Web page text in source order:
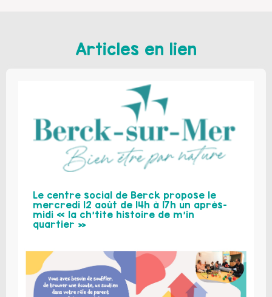
Articles en lien
Le centre social de Berck propose le
mercredi 12 août de 14h à 17h un après-
midi « la ch’tite histoire de m’in
quartier »